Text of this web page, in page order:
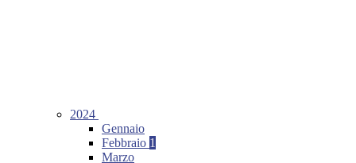
2024
Gennaio
Febbraio 1
Marzo